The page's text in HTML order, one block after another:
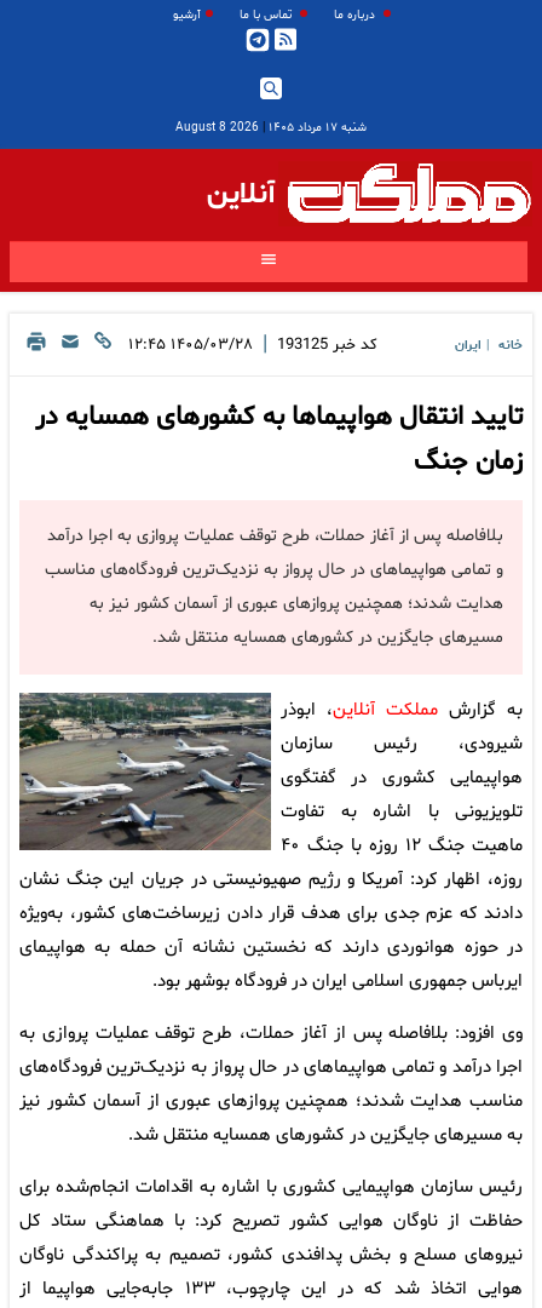
درباره ما تماس با ما آرشیو
شنبه ۱۷ مرداد ۱۴۰۵ |
2026 August 8
آنلاین
خانه ایران کد خبر 193125
| ۱۴۰۵/۰۳/۲۸ ۱۲:۴۵
تایید انتقال هواپیماها به کشورهای همسایه در
زمان جنگ
بلافاصله پس از آغاز حملات، طرح توقف عملیات پروازی به اجرا درآمد
و تمامی هواپیماهای در حال پرواز به نزدیک‌ترین فرودگاه‌های مناسب
هدایت شدند؛ همچنین پروازهای عبوری از آسمان کشور نیز به
مسیرهای جایگزین در کشورهای همسایه منتقل شد.
به گزارش مملکت آنلاین، ابوذر
شیرودی، رئیس سازمان
هواپیمایی کشوری در گفتگوی
تلویزیونی با اشاره به تفاوت
ماهیت جنگ ۱۲ روزه با جنگ ۴۰
روزه، اظهار کرد: آمریکا و رژیم صهیونیستی در جریان این جنگ نشان
دادند که عزم جدی برای هدف قرار دادن زیرساخت‌های کشور، به‌ویژه
در حوزه هوانوردی دارند که نخستین نشانه آن حمله به هواپیمای
ایرباس جمهوری اسلامی ایران در فرودگاه بوشهر بود.
وی افزود: بلافاصله پس از آغاز حملات، طرح توقف عملیات پروازی به
اجرا درآمد و تمامی هواپیماهای در حال پرواز به نزدیک‌ترین فرودگاه‌های
مناسب هدایت شدند؛ همچنین پروازهای عبوری از آسمان کشور نیز
به مسیرهای جایگزین در کشورهای همسایه منتقل شد.
رئیس سازمان هواپیمایی کشوری با اشاره به اقدامات انجام‌شده برای
حفاظت از ناوگان هوایی کشور تصریح کرد: با هماهنگی ستاد کل
نیروهای مسلح و بخش پدافندی کشور، تصمیم به پراکندگی ناوگان
هوایی اتخاذ شد که در این چارچوب، ۱۳۳ جابه‌جایی هواپیما از